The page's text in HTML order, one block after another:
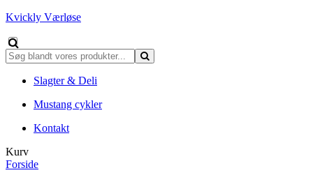
Kvickly Værløse
Slagter & Deli
Mustang cykler
Kontakt
Kurv
Forside